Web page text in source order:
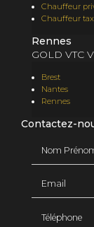
Chauffeur
Chauffeur
Rennes
GOLD VTC
Brest
Nantes
Rennes
Contactez-